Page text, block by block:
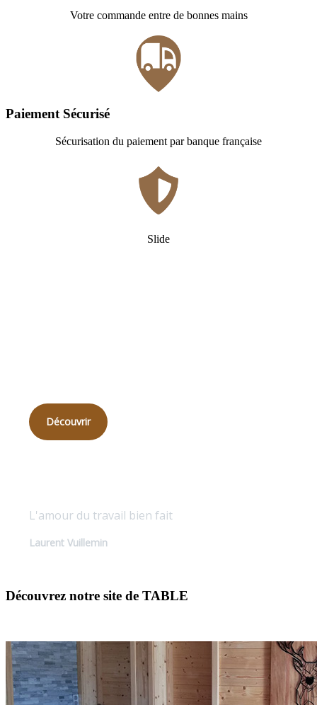
Votre commande entre de bonnes mains
Paiement Sécurisé
Sécurisation du paiement par banque française
Slide
Découvrir
L'amour du travail bien fait
Laurent Vuillemin
Découvrez notre site de TABLE